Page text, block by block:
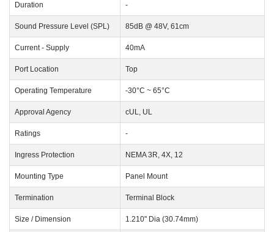
Duration -
Sound Pressure Level (SPL) 85dB @ 48V, 61cm
Current - Supply 40mA
Port Location Top
Operating Temperature -30°C ~ 65°C
Approval Agency cUL, UL
Ratings -
Ingress Protection NEMA 3R, 4X, 12
Mounting Type Panel Mount
Termination Terminal Block
Size / Dimension 1.210" Dia (30.74mm)